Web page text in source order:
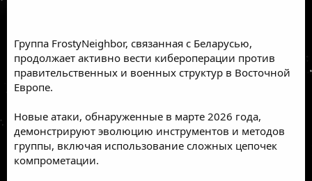
Группа FrostyNeighbor, связанная с Беларусью,
продолжает активно вести кибероперации против
правительственных и военных структур в Восточной
Европе.
Новые атаки, обнаруженные в марте 2026 года,
демонстрируют эволюцию инструментов и методов
группы, включая использование сложных цепочек
компрометации.